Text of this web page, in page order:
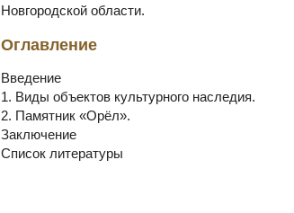
Новгородской области.
Оглавление
Введение
1. Виды объектов культурного наследия.
2. Памятник «Орёл».
Заключение
Список литературы